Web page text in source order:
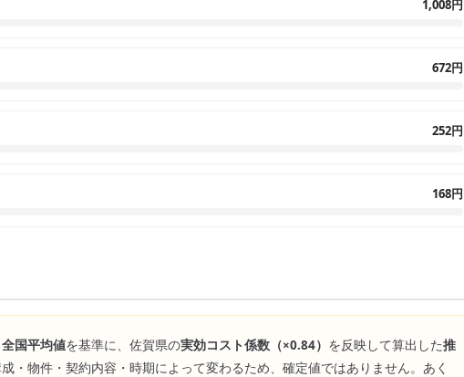
1,008円
672円
252円
168円
全国平均値を基準に、 佐賀県の実効コスト係数（×0.84） を反映して算出した推
・物件・契約内容・時期によって変わるため、確定値ではありません。あく